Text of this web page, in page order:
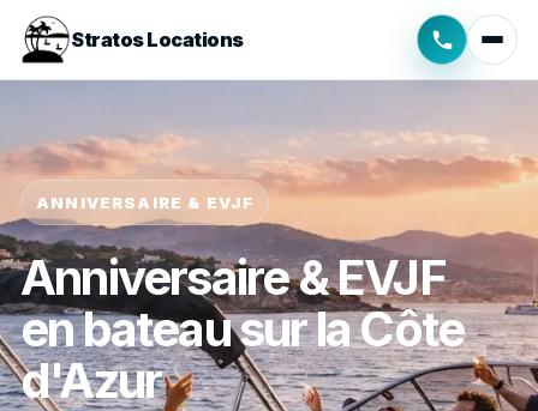
Stratos Locations
ANNIVERSAIRE & EVJF
Anniversaire & EVJF
en bateau sur la Côte
d'Azur